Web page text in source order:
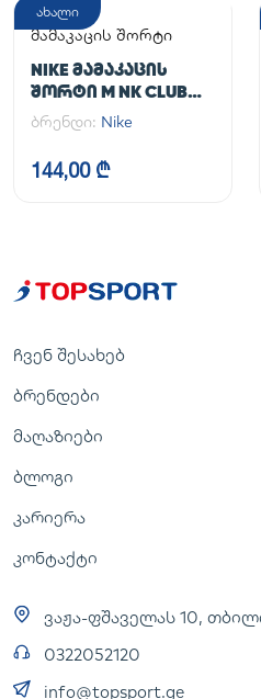
ახალი
მამაკაცის შორტი
NIKE ᲛᲐᲛᲐᲙᲐᲪᲘᲡ
ᲨᲝᲠᲢᲘ M NK CLUB
FLOW SHORT
ბრენდი: Nike
144,00 ₾
ჩვენ შესახებ
ბრენდები
მაღაზიები
ბლოგი
კარიერა
კონტაქტი
ვაჟა-ფშაველას 10,
0322052120
info@topsport.ge